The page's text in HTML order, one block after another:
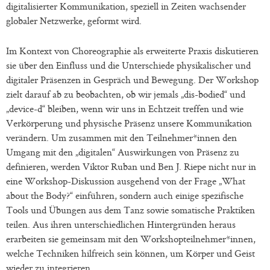
digitalisierter Kommunikation, speziell in Zeiten wachsender
globaler Netzwerke, geformt wird.
Im Kontext von Choreographie als erweiterte Praxis diskutieren
sie über den Einfluss und die Unterschiede physikalischer und
digitaler Präsenzen in Gespräch und Bewegung. Der Workshop
zielt darauf ab zu beobachten, ob wir jemals „dis-bodied“ und
„device-d“ bleiben, wenn wir uns in Echtzeit treffen und wie
Verkörperung und physische Präsenz unsere Kommunikation
verändern. Um zusammen mit den Teilnehmer*innen den
Umgang mit den „digitalen“ Auswirkungen von Präsenz zu
definieren, werden Viktor Ruban und Ben J. Riepe nicht nur in
eine Workshop-Diskussion ausgehend von der Frage „What
about the Body?“ einführen, sondern auch einige spezifische
Tools und Übungen aus dem Tanz sowie somatische Praktiken
teilen. Aus ihren unterschiedlichen Hintergründen heraus
erarbeiten sie gemeinsam mit den Workshopteilnehmer*innen,
welche Techniken hilfreich sein können, um Körper und Geist
wieder zu integrieren.